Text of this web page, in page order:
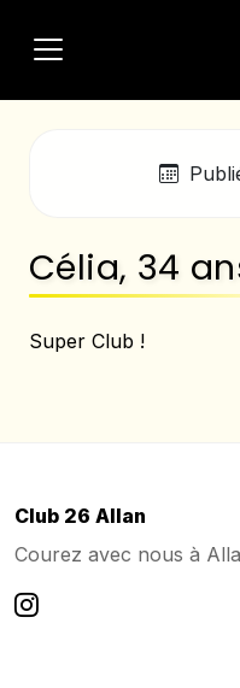
Célia, 34
Super Club !
Club 26 Allan
Courez avec nous à